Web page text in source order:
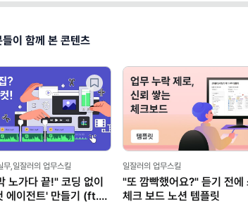
들이 함께 본 콘텐츠
무,일잘러의 업무스킬
노가다 끝!" 코딩 없이
에이전트' 만들기 (ft.
일잘러의 업무스킬
"또 깜빡했어요?" 듣기 전에
체크 보드 노션 템플릿